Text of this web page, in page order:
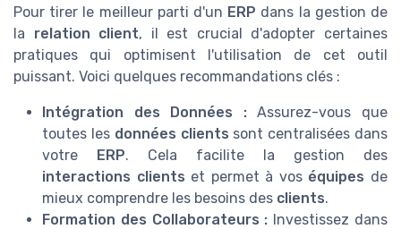
Pour tirer le meilleur parti d'un ERP dans la gestion de
la relation client, il est crucial d'adopter certaines
pratiques qui optimisent l'utilisation de cet outil
puissant. Voici quelques recommandations clés :
Intégration des Données :Assurez-vous que
toutes les données clients sont centralisées dans
votre ERP. Cela facilite la gestion des
interactions clients et permet à vos équipes de
mieux comprendre les besoins des clients.
Formation des Collaborateurs : Investissez dans